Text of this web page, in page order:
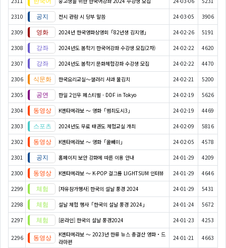
2310 전시 관람 시 당부 말씀 24-03-05 3906
2309 2024년 한국영화상영회「82년생 김지영」 24-02-26 5191
2308 2024년도 봄학기 한국어강좌 수강생 모집(2차) 24-02-22 4620
2307 2024년도 봄학기 문화체험강좌 수강생 모집 24-02-22 4470
2306 한국요리교실〜샐러리 사과 물김치 24-02-21 5200
2305 한일 2인무 페스티벌 - DDF in Tokyo 24-02-19 5626
2304 K엔타메라보 ～ 영화「범죄도시3」 24-02-19 4469
2303 2024년도 무료 태권도 체험교실 개최 24-02-09 5816
2302 K엔타메라보 ～ 영화「올빼미」 24-02-05 4578
2301 홈페이지 보안 강화에 따른 이용 안내 24-01-29 4209
2300 K엔타메라보 ～ K-POP 걸그룹 LIGHTSUM 인터뷰 24-01-29 4646
2299 [자유참가행사] 한국의 설날 풍경 2024 24-01-29 5431
2298 설날 체험 행사「한국의 설날 풍경 2024」 24-01-24 5672
2297 [온라인] 한국의 설날 풍경2024 24-01-23 4253
2296
K엔타메라보 ～ 2023년 한류 뉴스 총결산 영화・드
라마편
24-01-21 4663